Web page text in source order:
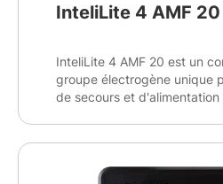
InteliLite 4 AMF 20
InteliLite 4 AMF 20 est un
groupe électrogène unique
de secours et
contrôle et de surveillance